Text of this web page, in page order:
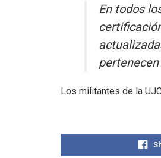
En todos
Los militantes de la